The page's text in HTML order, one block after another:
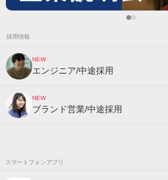
採用情報
NEW
エンジニア/中途採用
NEW
ブランド営業/中途採用
スマートフォンアプリ